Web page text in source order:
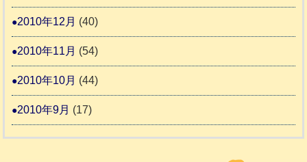
2010年12月 (40)
2010年11月 (54)
2010年10月 (44)
2010年9月 (17)